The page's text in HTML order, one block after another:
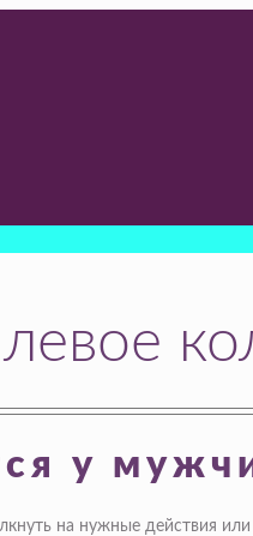
у
на нужные действия